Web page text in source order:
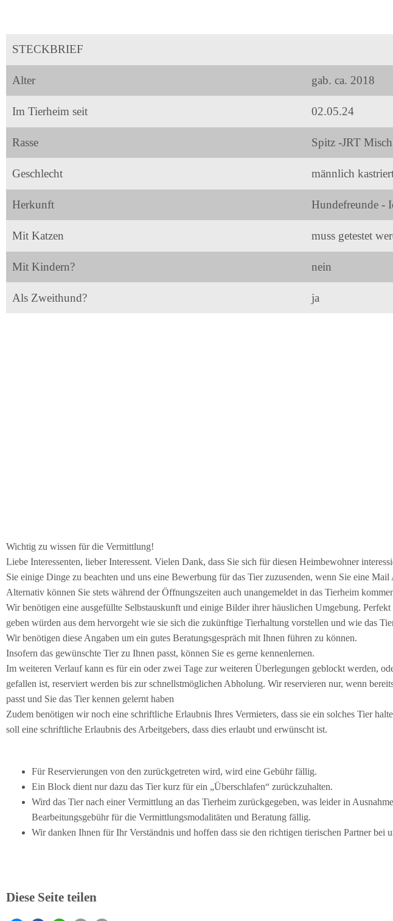
STECKBRIEF
Alter gab. ca. 2018
Im Tierheim seit 02.05.24
Rasse Spitz -JRT
Geschlecht männlich
Herkunft Hundefreunde -
Mit Katzen muss getestet
Mit Kindern? nein
Als Zweithund? ja
Wichtig zu wissen für die Vermittlung!
Liebe Interessenten, lieber Interessent. Vielen Dank, dass Sie sich für diesen Heimbewohner
Sie einige Dinge zu beachten und uns eine Bewerbung für das Tier zuzusenden, wenn Sie eine Mail
Alternativ können Sie stets während der Öffnungszeiten auch unangemeldet in das Tierheim
Wir benötigen eine ausgefüllte Selbstauskunft und einige Bilder ihrer häuslichen Umgebung.
geben würden aus dem hervorgeht wie sie sich die zukünftige Tierhaltung vorstellen und wie das
Wir benötigen diese Angaben um ein gutes Beratungsgespräch mit Ihnen führen zu können.
Insofern das gewünschte Tier zu Ihnen passt, können Sie es gerne kennenlernen.
Im weiteren Verlauf kann es für ein oder zwei Tage zur weiteren Überlegungen geblockt werden,
gefallen ist, reserviert werden bis zur schnellstmöglichen Abholung. Wir reservieren nur, wenn
passt und Sie das Tier kennen gelernt haben
Zudem benötigen wir noch eine schriftliche Erlaubnis Ihres Vermieters, dass sie ein solches Tier
soll eine schriftliche Erlaubnis des Arbeitgebers, dass dies erlaubt und erwünscht ist.
Für Reservierungen von den zurückgetreten wird, wird eine Gebühr fällig.
Ein Block dient nur dazu das Tier kurz für ein „Überschlafen“ zurückzuhalten.
Wird das Tier nach einer Vermittlung an das Tierheim zurückgegeben, was leider in
Bearbeitungsgebühr für die Vermittlungsmodalitäten und Beratung fällig.
Wir danken Ihnen für Ihr Verständnis und hoffen dass sie den richtigen tierischen Partner bei
Diese Seite teilen